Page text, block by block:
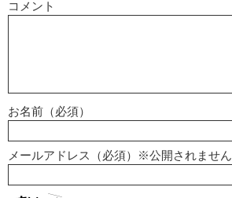
コメント
お名前（必須）
メールアドレス（必須）※公開されません